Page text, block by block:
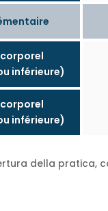
inférieure)
inférieure)
della pratica,